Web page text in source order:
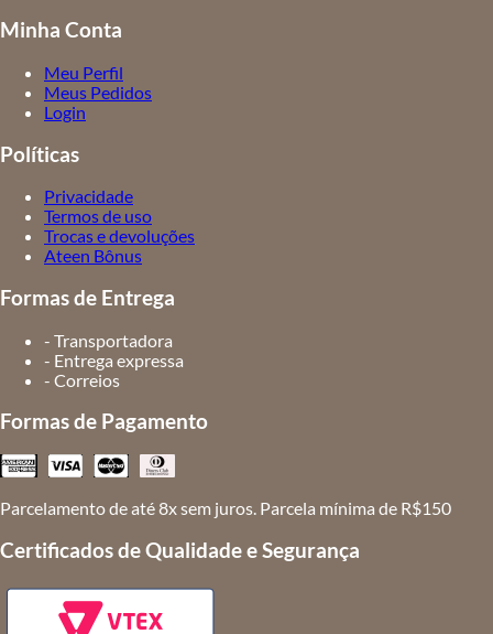
Minha Conta
Meu Perfil
Meus Pedidos
Login
Políticas
Privacidade
Termos de uso
Trocas e devoluções
Ateen Bônus
Formas de Entrega
- Transportadora
- Entrega expressa
- Correios
Formas de Pagamento
Parcelamento de até 8x sem juros. Parcela mínima de R$150
Certificados de Qualidade e Segurança